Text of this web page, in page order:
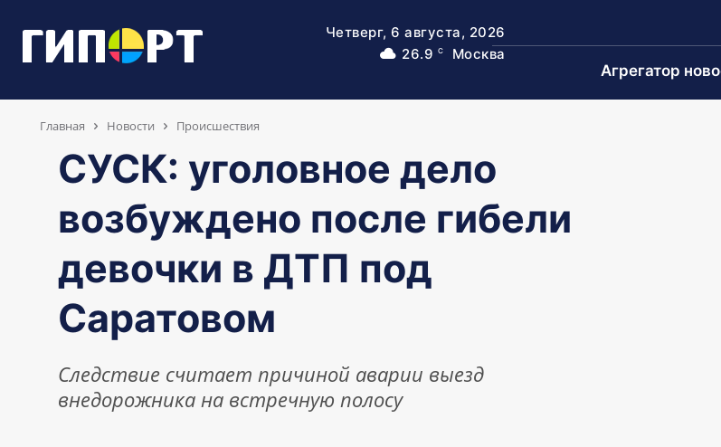
Четверг, 6 августа, 2026
26.9
C Москва
Агрегатор
Главная Новости Происшествия
СУСК: уголовное дело
возбуждено после гибели
девочки в ДТП под
Саратовом
Следствие считает причиной аварии выезд
внедорожника на встречную полосу